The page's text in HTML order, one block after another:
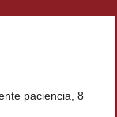
paciencia, 8